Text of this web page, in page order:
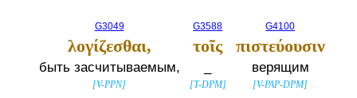
G3049
λογίζεσθαι,
быть засчитываемым,
[V-PPN]
G3588
τοῖς
[T-DPM]
G4100
πιστεύουσιν
верящим
[V-PAP-DPM]